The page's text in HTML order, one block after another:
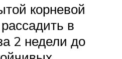
корневой
в
2 недели до